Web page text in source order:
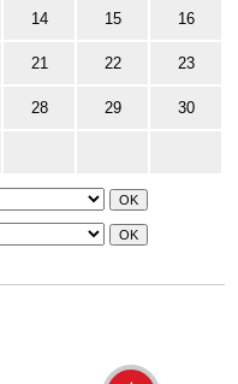
14 15 16
21 22 23
28 29 30